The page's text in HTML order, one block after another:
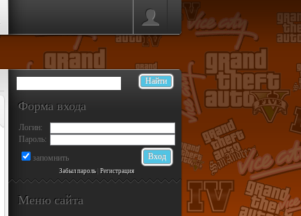
Форма входа
Логин:
Пароль:
запомнить
Забыл пароль| Регистрация
Меню сайта